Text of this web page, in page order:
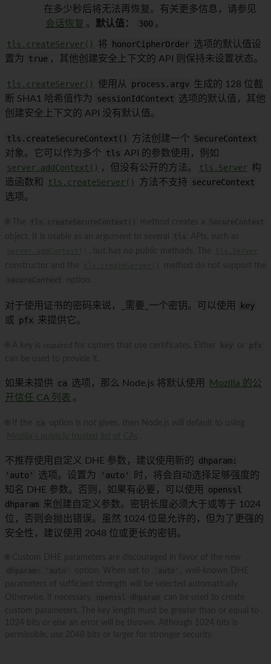
在多少秒后将无法再恢复。有关更多信息，请参见
会话恢复 。 默认值： 300 。
tls.createServer() 将 honorCipherOrder 选项的默认值设
置为
true ，其他创建安全上下文的 API 则保持未设置状态。
tls.createServer() 使用从 process.argv 生成的 128 位截
断 SHA1 哈希值作为
sessionIdContext 选项的默认值，其他
创建安全上下文的 API 没有默认值。
tls.createSecureContext() 方法创建一个 SecureContext
对象。它可以作为多个 tls API 的参数使用，例如
server.addContext() ，但没有公开的方法。 tls.Server 构
造函数和
tls.createServer() 方法不支持
secureContext
选项。
对于使用证书的密码来说，_需要_一个密钥。可以使用
key
或 pfx 来提供它。
如果未提供 ca 选项，那么 Node.js 将默认使用
Mozilla 的公
开信任 CA 列表 。
不推荐使用自定义 DHE 参数，建议使用新的 dhparam:
'auto'
选项。设置为 'auto'
时，将会自动选择足够强度的
知名 DHE 参数。否则，如果有必要，可以使用
openssl
dhparam 来创建自定义参数。密钥长度必须大于或等于 1024
位，否则会抛出错误。虽然 1024 位是允许的，但为了更强的
安全性，建议使用 2048 位或更长的密钥。